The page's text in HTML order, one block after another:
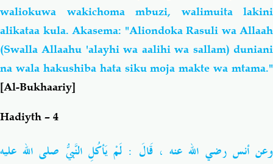
waliokuwa wakichoma mbuzi, walimuita lakini
alikataa kula. Akasema: "Aliondoka Rasuli wa Allaah
(Swalla Allaahu 'alayhi wa aalihi wa sallam) duniani
na wala hakushiba hata siku moja makte wa mtama."
[Al-Bukhaariy]
Hadiyth – 4
وعن أنسرضي الله عنه، قَالَ : لَمْ يَأكُلِ النَّبيُّ صلى الله عليه